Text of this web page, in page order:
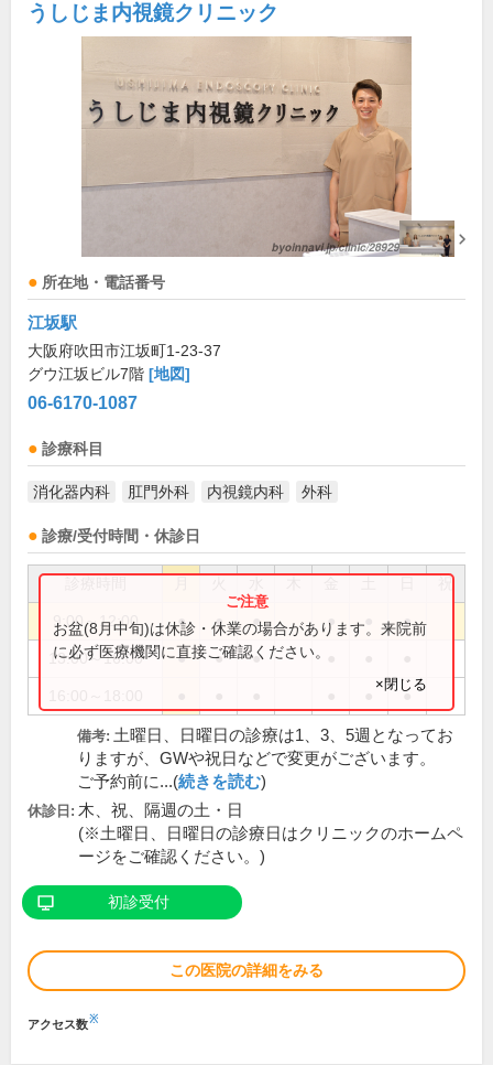
うしじま内視鏡クリニック
所在地・電話番号
江坂駅
大阪府吹田市江坂町1-23-37
グウ江坂ビル7階 [地図]
06-6170-1087
診療科目
消化器内科 肛門外科 内視鏡内科 外科
診療/受付時間・休診日
祝
9:00～12:00 ● ● ● ● ●
13:00～16:00 ● ● ●
●
お盆(8月中旬)は休診・休業の場合があります。来院前
に必ず医療機関に直接ご確認ください。
×閉じる
備考: 土曜日、日曜日の診療は1、3、5週となってお
りますが、GWや祝日などで変更がございます。
ご予約前に...(続きを読む)
休診日: 木、祝、隔週の土・日
(※土曜日、日曜日の診療日はクリニックのホームペ
ージをご確認ください。)
初診受付
この医院の詳細をみる
アクセス数※